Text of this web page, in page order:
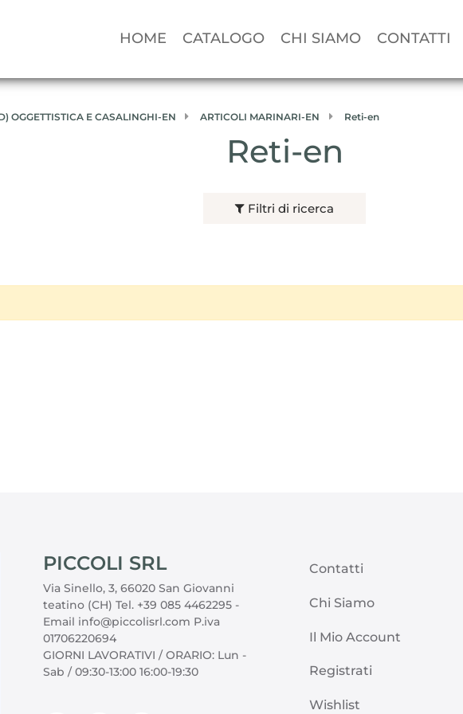
HOME CATALOGO CHI SIAMO CONTATTI
OGGETTISTICA E CASALINGHI-EN ARTICOLI MARINARI-EN Reti-en
Reti-en
Filtri di ricerca
PICCOLI SRL
Via Sinello, 3, 66020 San Giovanni
teatino (CH) Tel. +39 085 4462295 -
Email info@piccolisrl.com P.iva
01706220694
GIORNI LAVORATIVI / ORARIO: Lun -
Sab / 09:30-13:00 16:00-19:30
Contatti
Chi Siamo
Il Mio Account
Registrati
Wishlist